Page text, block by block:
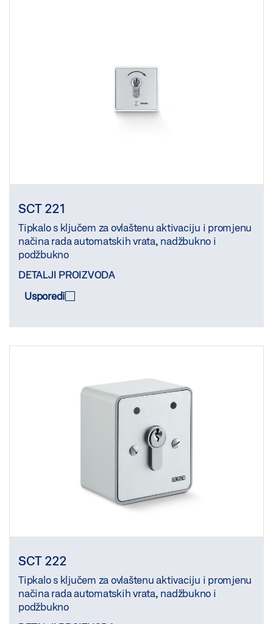
SCT 221
Tipkalo s ključem za ovlaštenu aktivaciju i promjenu
načina rada automatskih vrata, nadžbukno i
podžbukno
DETALJI PROIZVODA
Usporedi
SCT 222
Tipkalo s ključem za ovlaštenu aktivaciju i promjenu
načina rada automatskih vrata, nadžbukno i
podžbukno